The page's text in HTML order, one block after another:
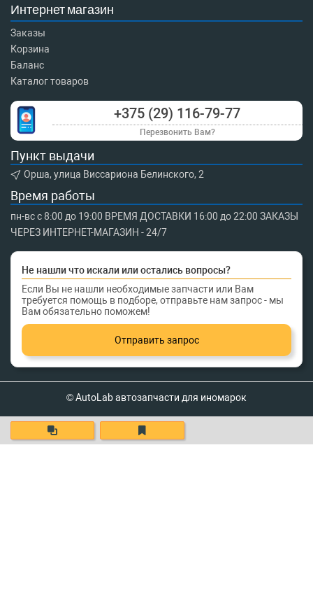
Интернет магазин
Заказы
Корзина
Баланс
Каталог товаров
+375 (29) 116-79-77
Перезвонить Вам?
Пункт выдачи
Орша, улица Виссариона Белинского, 2
Время работы
пн-вс с 8:00 до 19:00 ВРЕМЯ ДОСТАВКИ 16:00 до 22:00 ЗАКАЗЫ
ЧЕРЕЗ ИНТЕРНЕТ-МАГАЗИН - 24/7
Не нашли что искали или остались вопросы?
Если Вы не нашли необходимые запчасти или Вам
требуется помощь в подборе, отправьте нам запрос - мы
Вам обязательно поможем!
Отправить запрос
© AutoLab автозапчасти для иномарок